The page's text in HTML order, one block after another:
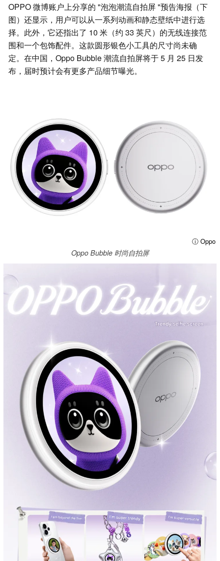
OPPO 微博账户上分享的 "泡泡潮流自拍屏 "预告海报（下
图）还显示，用户可以从一系列动画和静态壁纸中进行选
择。此外，它还指出了 10 米（约 33 英尺）的无线连接范
围和一个包饰配件。这款圆形银色小工具的尺寸尚未确
定。在中国，Oppo Bubble 潮流自拍屏将于 5 月 25 日发
布，届时预计会有更多产品细节曝光。
ⓘ Oppo
Oppo Bubble 时尚自拍屏